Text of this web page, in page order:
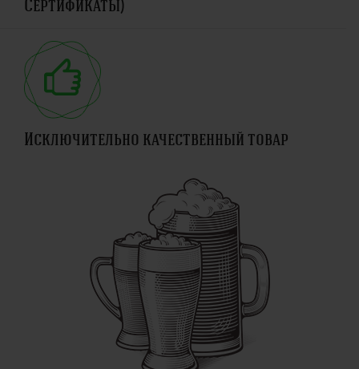
Сертификаты)
Исключительно качественный товар